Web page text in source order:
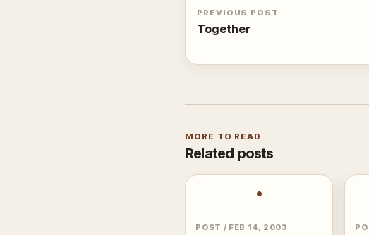
PREVIOUS POST
Together
MORE TO READ
Related posts
•
POST / FEB 14, 2003